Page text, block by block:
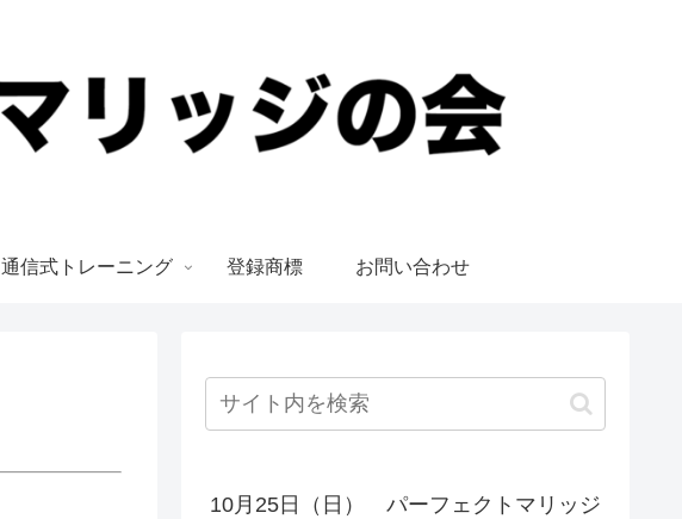
通信式トレーニング 登録商標 お問い合わせ
10月25日（日） パーフェクトマリッジ